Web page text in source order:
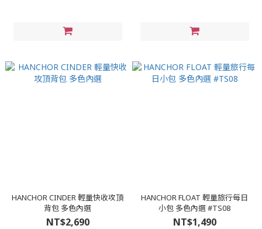
HANCHOR CINDER 輕量快收攻頂
背包 多色內選
NT$2,690
HANCHOR FLOAT 輕量旅行每日
小包 多色內選 #TS08
NT$1,490